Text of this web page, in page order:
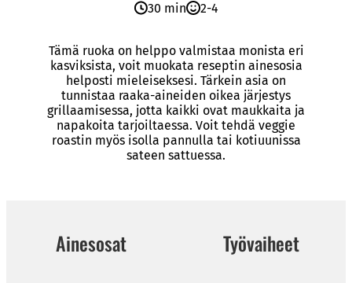
30 min 2-4
Tämä ruoka on helppo valmistaa monista eri
kasviksista, voit muokata reseptin ainesosia
helposti mieleiseksesi. Tärkein asia on
tunnistaa raaka-aineiden oikea järjestys
grillaamisessa, jotta kaikki ovat maukkaita ja
napakoita tarjoiltaessa. Voit tehdä veggie
roastin myös isolla pannulla tai kotiuunissa
sateen sattuessa.
Ainesosat Työvaiheet